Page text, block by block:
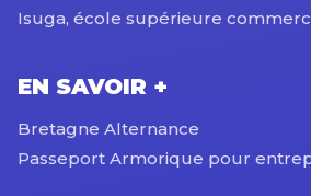
Isuga, école supérieure
EN SAVOIR +
Bretagne Alternance
Passeport Armorique pour